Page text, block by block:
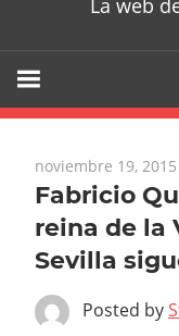
La web
noviembre 19, 2015
Fabricio
reina de la
Sevilla
Posted by